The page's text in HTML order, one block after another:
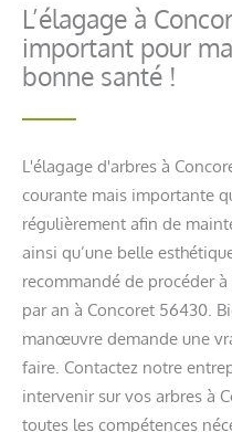
L’élagage à
important pour
bonne santé !
L'élagage d'arbres à
courante mais importante
régulièrement afin de
ainsi qu’une belle
recommandé de procéder
par an à Concoret 56430.
manœuvre demande une
faire. Contactez notre
intervenir sur vos arbres à
toutes les compétences